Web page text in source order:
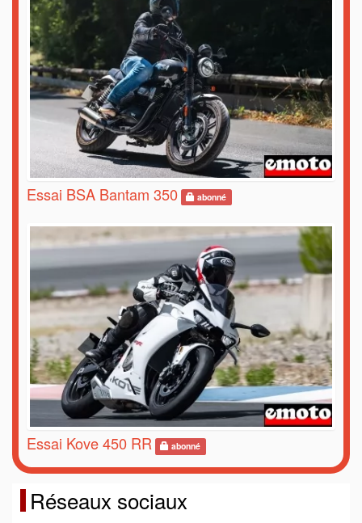
Essai BSA Bantam 350 abonné
Essai Kove 450 RR abonné
Réseaux sociaux